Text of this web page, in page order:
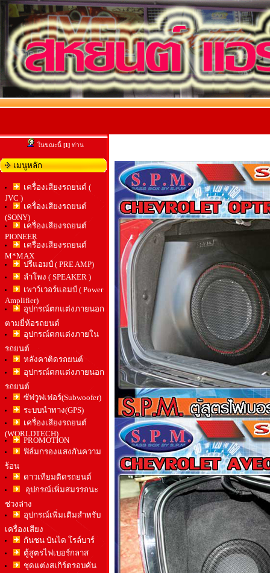
ในขณะนี้ [1]ท่าน
เมนูหลัก
เครื่องเสียงรถยนต์ (
JVC )
เครื่องเสียงรถยนต์
(SONY)
เครื่องเสียงรถยนต์
PIONEER
เครื่องเสียงรถยนต์
M*MAX
ปรีแอมป์ ( PRE AMP)
ลำโพง ( SPEAKER )
เพาว์เวอร์แอมป์ ( Power
Amplifier)
อุปกรณ์ตกแต่งภายนอก
ตามยี่ห้อรถยนต์
อุปกรณ์ตกแต่งภายใน
รถยนต์
หลังคาติดรถยนต์
อุปกรณ์ตกแต่งภายนอก
รถยนต์
ซัฟวูฟเฟอร์(Subwoofer)
ระบบนำทาง(GPS)
เครื่องเสียงรถยนต์
(WORLDTECH)
PROMOTION
ฟิล์มกรองแสงกันความ
ร้อน
ดาวเทียมติดรถยนต์
อุปกรณ์เพิ่มสมรรถนะ
ช่วงล่าง
อุปกรณ์เพิ่มเติมสำหรับ
เครื่องเสียง
กันชน บันได โรล์บาร์
ตู้สูตรไฟเบอร์กลาส
ชุดแต่งสเกิร์ตรอบคัน